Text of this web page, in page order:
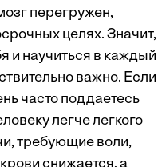
перегружен,
целях. Значит,
и научиться в каждый
важно. Если
часто поддаетесь
легче легкого
требующие воли,